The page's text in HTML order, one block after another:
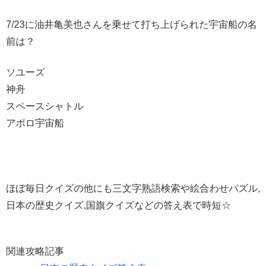
7/23に油井亀美也さんを乗せて打ち上げられた宇宙船の名
前は？
ソユーズ
神舟
スペースシャトル
アポロ宇宙船
ほぼ毎日クイズの他にも三文字熟語検索や絵合わせパズル,
日本の歴史クイズ,国旗クイズなどの答え表で時短☆
関連攻略記事